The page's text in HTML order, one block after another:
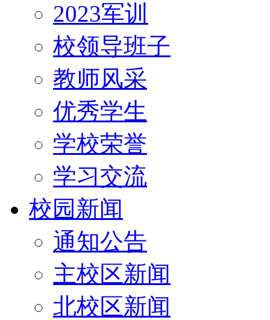
2023军训
校领导班子
教师风采
优秀学生
学校荣誉
学习交流
校园新闻
通知公告
主校区新闻
北校区新闻